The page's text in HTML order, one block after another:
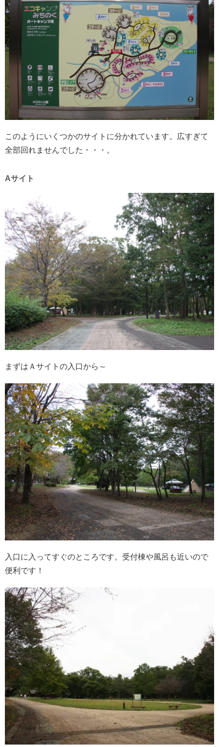
このようにいくつかのサイトに分かれています。広すぎて
全部回れませんでした・・・。
Aサイト
まずはＡサイトの入口から～
入口に入ってすぐのところです。受付棟や風呂も近いので
便利です！